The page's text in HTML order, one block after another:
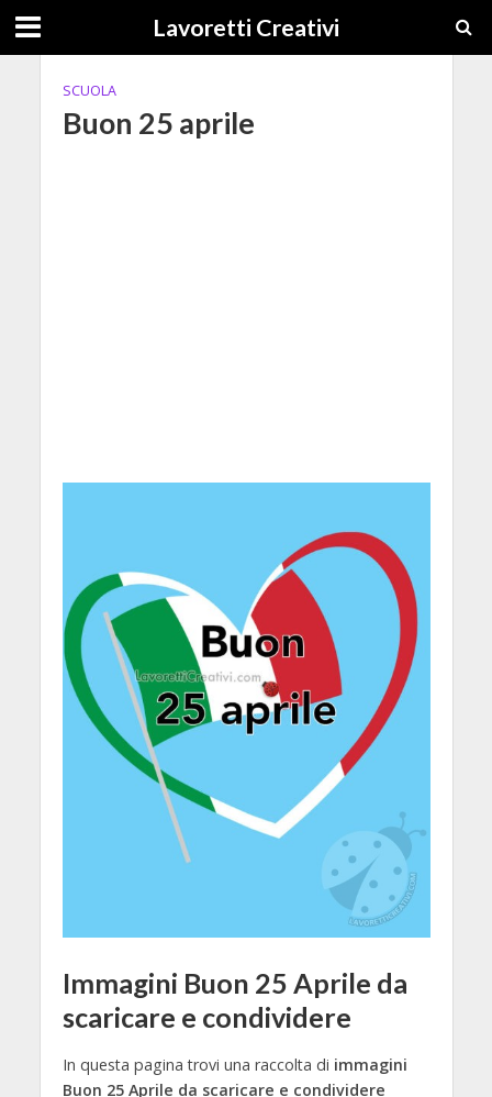
Lavoretti Creativi
SCUOLA
Buon 25 aprile
Immagini Buon 25 Aprile da
scaricare e condividere
In questa pagina trovi una raccolta di immagini
Buon 25 Aprile da scaricare e condividere